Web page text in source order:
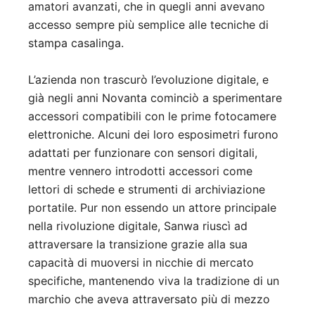
amatori avanzati, che in quegli anni avevano
accesso sempre più semplice alle tecniche di
stampa casalinga.
L’azienda non trascurò l’evoluzione digitale, e
già negli anni Novanta cominciò a sperimentare
accessori compatibili con le prime fotocamere
elettroniche. Alcuni dei loro esposimetri furono
adattati per funzionare con sensori digitali,
mentre vennero introdotti accessori come
lettori di schede e strumenti di archiviazione
portatile. Pur non essendo un attore principale
nella rivoluzione digitale, Sanwa riuscì ad
attraversare la transizione grazie alla sua
capacità di muoversi in nicchie di mercato
specifiche, mantenendo viva la tradizione di un
marchio che aveva attraversato più di mezzo